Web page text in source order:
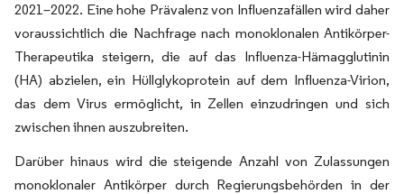
2021–2022. Eine hohe Prävalenz von Influenzafällen wird daher
voraussichtlich die Nachfrage nach monoklonalen Antikörper-
Therapeutika steigern, die auf das Influenza-Hämagglutinin
(HA) abzielen, ein Hüllglykoprotein auf dem Influenza-Virion,
das dem Virus ermöglicht, in Zellen einzudringen und sich
zwischen ihnen auszubreiten.
Darüber hinaus wird die steigende Anzahl von Zulassungen
monoklonaler Antikörper durch Regierungsbehörden in der